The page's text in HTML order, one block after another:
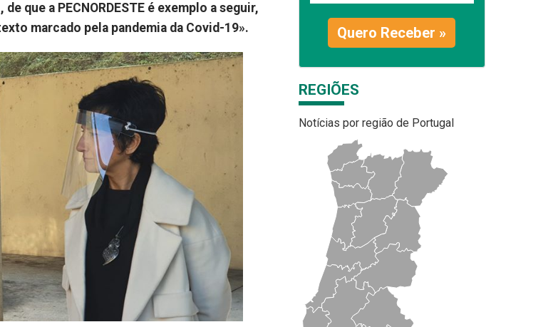
que a PECNORDESTE é exemplo a seguir,
marcado pela pandemia da Covid-19».
Quero Receber »
REGIÕES
Notícias por região de Portugal